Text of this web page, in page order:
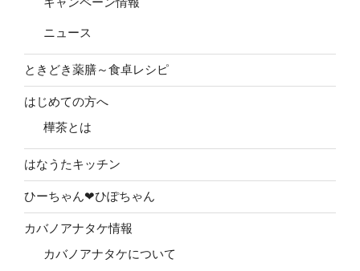
ニュース
ときどき薬膳～食卓レシピ
はじめての方へ
樺茶とは
はなうたキッチン
ひーちゃん❤ひぽちゃん
カバノアナタケ情報
カバノアナタケについて